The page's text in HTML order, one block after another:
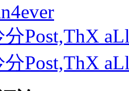
Post,ThX
Post,ThX